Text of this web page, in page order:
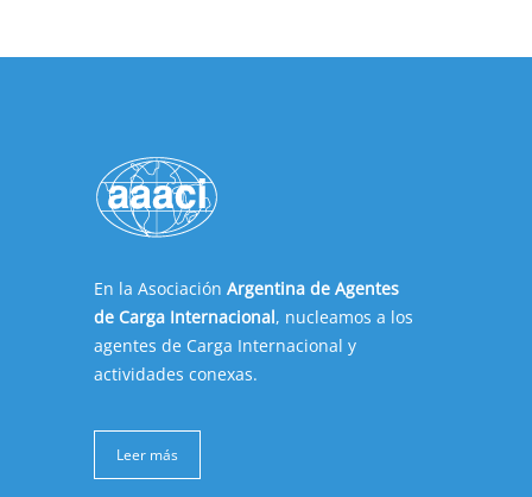
En la Asociación Argentina de Agentes
de Carga Internacional, nucleamos a los
agentes de Carga Internacional y
actividades conexas.
Leer más